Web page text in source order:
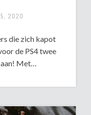
2020
die zich kapot
de PS4 twee
Met…